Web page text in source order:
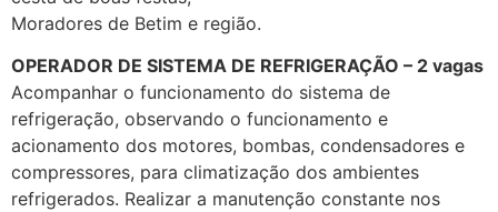
Moradores de Betim e região.
OPERADOR DE SISTEMA DE REFRIGERAÇÃO – 2 vagas
Acompanhar o funcionamento do sistema de
refrigeração, observando o funcionamento e
acionamento dos motores, bombas, condensadores e
compressores, para climatização dos ambientes
refrigerados. Realizar a manutenção constante nos